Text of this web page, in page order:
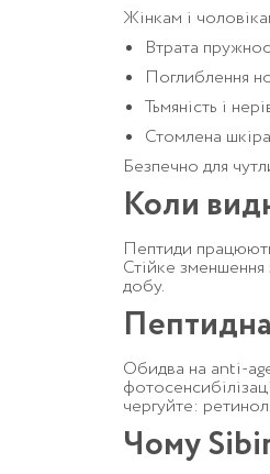
Жінкам і
Втрата
Поглиблення
Тьмяність і
Стомлена
Безпечно для
Коли
Пептиди
Стійке зменшення
добу.
Обидва на anti-
чергуйте:
Чому